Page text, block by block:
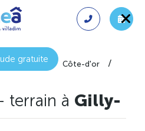
gratuite
+ terrain
Côte-d'or
terrain à Gilly-